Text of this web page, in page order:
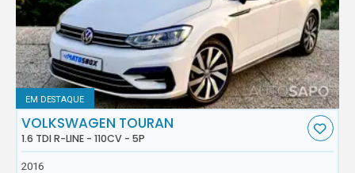
EM DESTAQUE
VOLKSWAGEN TOURAN
1.6 TDI R-LINE - 110CV - 5P
2016